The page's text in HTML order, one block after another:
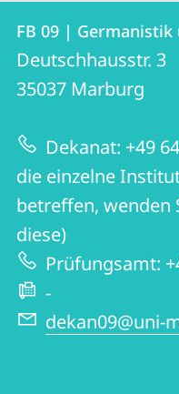
Kontakt
und
Informationen
zur
Website
FB
09
|
Germanistik
und
FB 09 |
Deutschhausstr. 3
35037 Marburg
Dekanat: +49
die einzelne
betreffen, wenden
diese)
Prüfungsamt:
-
dekan09@uni-